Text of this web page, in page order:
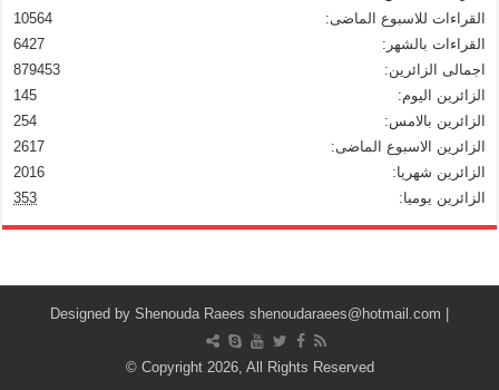
10564
القراءات للاسبوع الماضى:
6427
القراءات بالشهر:
879453
اجمالى الزائرين:
145
الزائرين اليوم:
254
الزائرين بالامس:
2617
الزائرين الاسبوع الماضى:
2016
الزائرين شهريا:
353
الزائرين يوميا:
Shenouda Raees shenoudaraees@hotmail.com
© Copyright 2026, All Rights Reserved